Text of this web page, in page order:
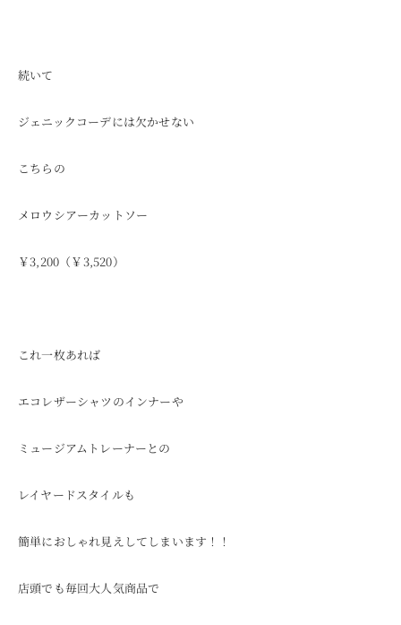
続いて
ジェニックコーデには欠かせない
こちらの
メロウシアーカットソー
￥3,200（￥3,520）
これ一枚あれば
エコレザーシャツのインナーや
ミュージアムトレーナーとの
レイヤードスタイルも
簡単におしゃれ見えしてしまいます！！
店頭でも毎回大人気商品で